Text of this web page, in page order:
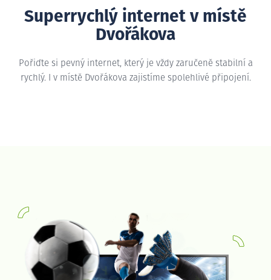
Superrychlý internet v místě
Dvořákova
Pořiďte si pevný internet, který je vždy zaručeně stabilní a
rychlý. I v místě Dvořákova zajistíme spolehlivé připojení.